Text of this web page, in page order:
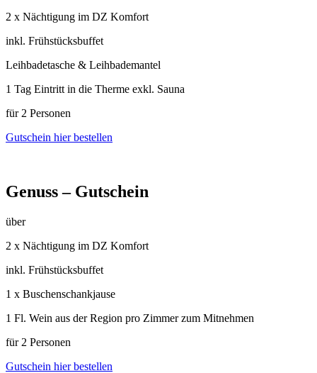
2 x Nächtigung im DZ Komfort
inkl. Frühstücksbuffet
Leihbadetasche & Leihbademantel
1 Tag Eintritt in die Therme exkl. Sauna
für 2 Personen
Gutschein hier bestellen
Genuss – Gutschein
über
2 x Nächtigung im DZ Komfort
inkl. Frühstücksbuffet
1 x Buschenschankjause
1 Fl. Wein aus der Region pro Zimmer zum Mitnehmen
für 2 Personen
Gutschein hier bestellen